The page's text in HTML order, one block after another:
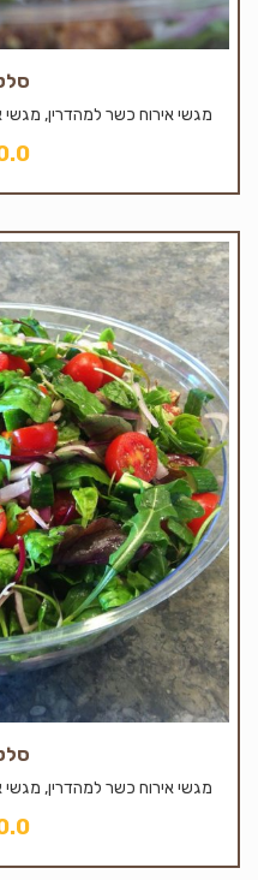
מגשי אירוח כשר למהדרין, מגשי
מגשי אירוח כשר למהדרין, מגשי